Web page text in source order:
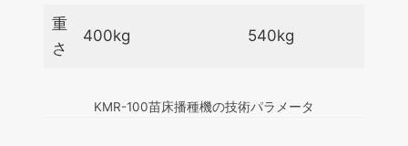
重
さ
400kg 540kg
KMR-100苗床播種機の技術パラメータ